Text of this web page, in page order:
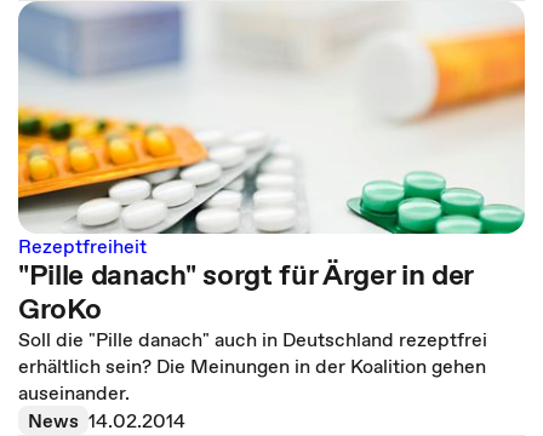
Rezeptfreiheit
"Pille danach" sorgt für Ärger in der
GroKo
Soll die "Pille danach" auch in Deutschland rezeptfrei
erhältlich sein? Die Meinungen in der Koalition gehen
auseinander.
News 14.02.2014